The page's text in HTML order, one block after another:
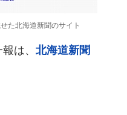
た北海道新聞のサイト
は、 北海道新聞